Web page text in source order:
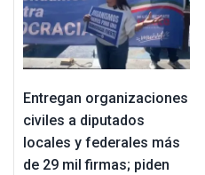
Entregan organizaciones
civiles a diputados
locales y federales más
de 29 mil firmas; piden